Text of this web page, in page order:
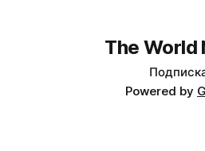
The World
Powered by